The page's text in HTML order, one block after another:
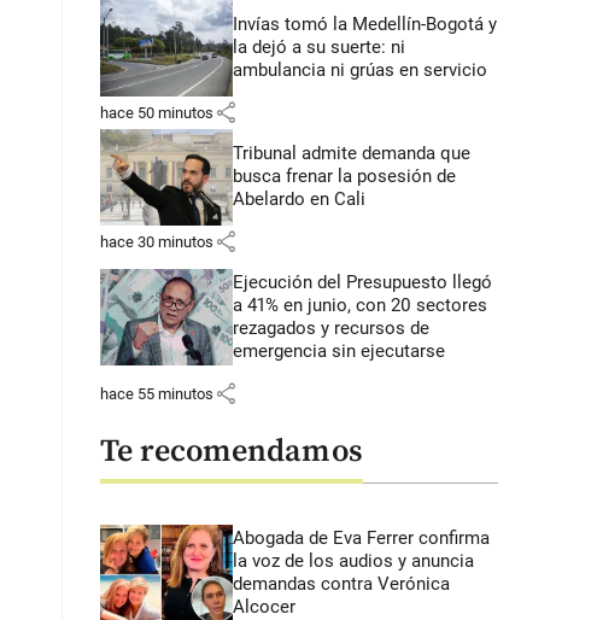
Invías tomó la Medellín-Bogotá y
la dejó a su suerte: ni
ambulancia ni grúas en servicio
hace 50 minutos share
Tribunal admite demanda que
busca frenar la posesión de
Abelardo en Cali
hace 30 minutos share
Ejecución del Presupuesto llegó
a 41% en junio, con 20 sectores
rezagados y recursos de
emergencia sin ejecutarse
hace 55 minutos share
Te recomendamos
Abogada de Eva Ferrer confirma
la voz de los audios y anuncia
demandas contra Verónica
Alcocer